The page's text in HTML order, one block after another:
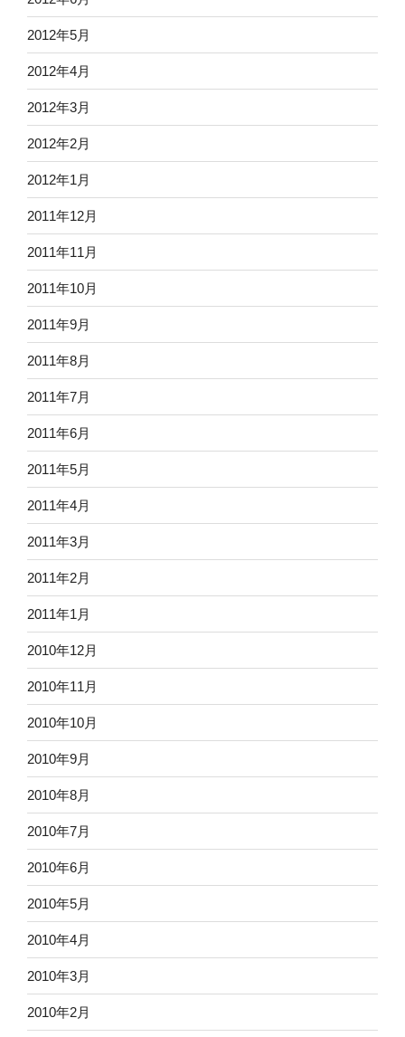
2012年5月
2012年4月
2012年3月
2012年2月
2012年1月
2011年12月
2011年11月
2011年10月
2011年9月
2011年8月
2011年7月
2011年6月
2011年5月
2011年4月
2011年3月
2011年2月
2011年1月
2010年12月
2010年11月
2010年10月
2010年9月
2010年8月
2010年7月
2010年6月
2010年5月
2010年4月
2010年3月
2010年2月